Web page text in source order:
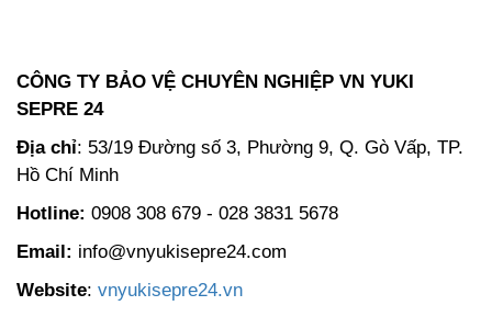
CÔNG TY BẢO VỆ CHUYÊN NGHIỆP VN YUKI
SEPRE 24
Địa chỉ: 53/19 Đường số 3, Phường 9, Q. Gò Vấp, TP.
Hồ Chí Minh
Hotline: 0908 308 679 - 028 3831 5678
Email: info@vnyukisepre24.com
Website: vnyukisepre24.vn